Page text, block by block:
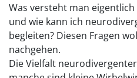
Was versteht man
und wie kann ich
begleiten? Diesen Fragen
nachgehen.
Die Vielfalt